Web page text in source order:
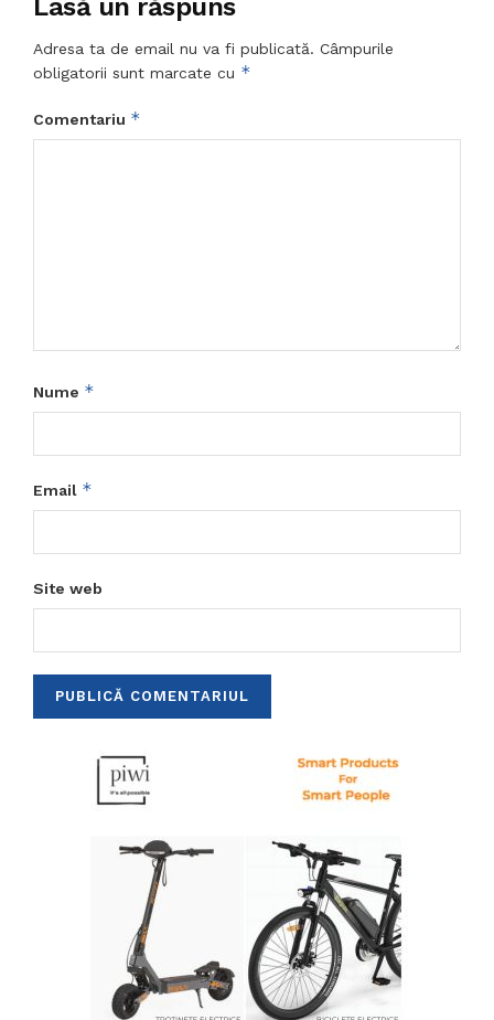
Lasă un răspuns
Adresa ta de email nu va fi publicată. Câmpurile
obligatorii sunt marcate cu *
Comentariu *
Nume *
Email *
Site web